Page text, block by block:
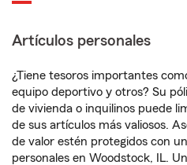
Artículos personales
¿Tiene tesoros importantes
equipo deportivo y otros? Su
de vivienda o inquilinos puede
de sus artículos más valiosos.
de valor estén protegidos con
personales en Woodstock, IL.